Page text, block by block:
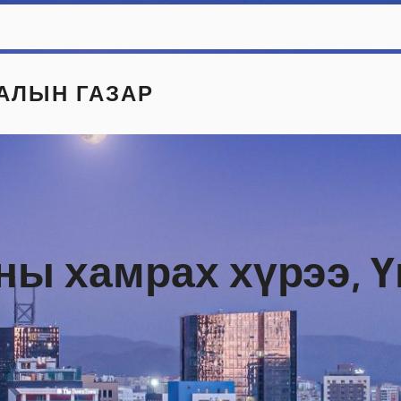
ГАЗАР
хамрах хүрээ,